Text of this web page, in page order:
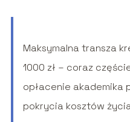
Maksymalna transza
1000 zł – coraz
opłacenie akademika
pokrycia kosztów